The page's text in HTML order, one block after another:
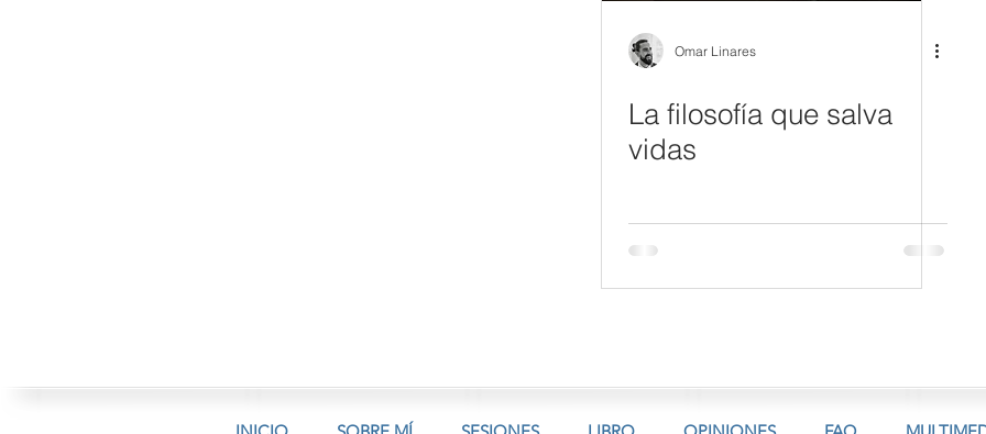
Omar Linares
La filosofía que salva
vidas